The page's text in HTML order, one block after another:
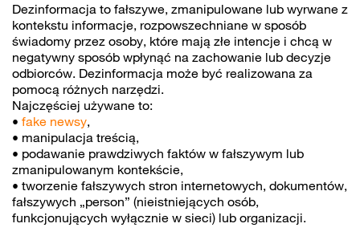
Dezinformacja to fałszywe, zmanipulowane lub wyrwane z
kontekstu informacje, rozpowszechniane w sposób
świadomy przez osoby, które mają złe intencje i chcą w
negatywny sposób wpłynąć na zachowanie lub decyzje
odbiorców. Dezinformacja może być realizowana za
pomocą różnych narzędzi.
Najczęściej używane to:
• fake newsy,
• manipulacja treścią,
• podawanie prawdziwych faktów w fałszywym lub
zmanipulowanym kontekście,
• tworzenie fałszywych stron internetowych, dokumentów,
fałszywych „person” (nieistniejących osób,
funkcjonujących wyłącznie w sieci) lub organizacji.